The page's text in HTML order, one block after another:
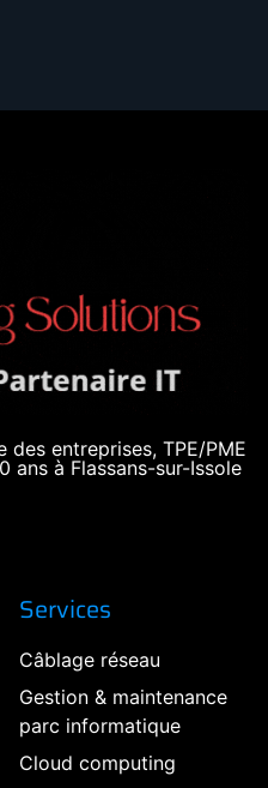
entreprises, TPE/PME
ans à Flassans-sur-Issole
Services
Câblage réseau
Gestion & maintenance
parc informatique
Cloud computing